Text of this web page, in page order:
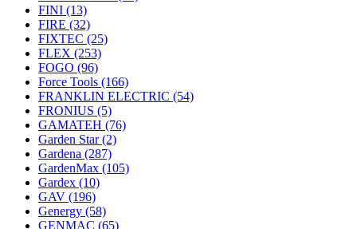
FINI (13)
FIRE (32)
FIXTEC (25)
FLEX (253)
FOGO (96)
Force Tools (166)
FRANKLIN ELECTRIC (54)
FRONIUS (5)
GAMATEH (76)
Garden Star(2)
Gardena (287)
GardenMax (105)
Gardex (10)
GAV (196)
Genergy (58)
GENMAC (65)